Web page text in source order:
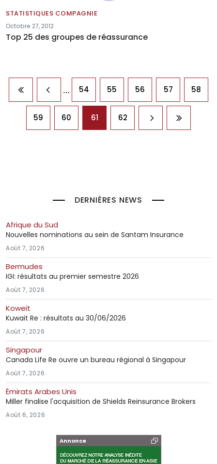
STATISTIQUES COMPAGNIE
Octobre 27, 2012
Top 25 des groupes de réassurance
Pagination
Première page
Page précédente
… 54 55 56 57 58
59 60 61 62 Page suivante
Dernière
DERNIÈRES NEWS
Afrique du Sud
Nouvelles nominations au sein de Santam Insurance
Août 7, 2026
Bermudes
IGI: résultats au premier semestre 2026
Août 7, 2026
Koweit
Kuwait Re : résultats au 30/06/2026
Août 7, 2026
Singapour
Canada Life Re ouvre un bureau régional à Singapour
Août 7, 2026
Émirats Arabes Unis
Miller finalise l'acquisition de Shields Reinsurance Brokers
Août 6, 2026
Annonce